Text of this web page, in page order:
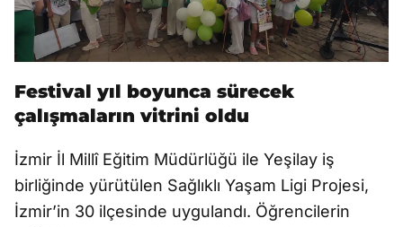
Festival yıl boyunca sürecek
çalışmaların vitrini oldu
İzmir İl Millî Eğitim Müdürlüğü ile Yeşilay iş
birliğinde yürütülen Sağlıklı Yaşam Ligi Projesi,
İzmir’in 30 ilçesinde uygulandı. Öğrencilerin